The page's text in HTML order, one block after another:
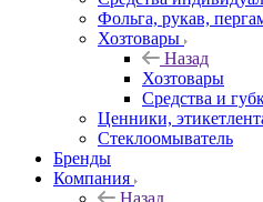
Фольга, рукав,
Хозтовары
Назад
Хозтовары
Средства и
Ценники,
Стеклоомыватель
Бренды
Компания
Назад